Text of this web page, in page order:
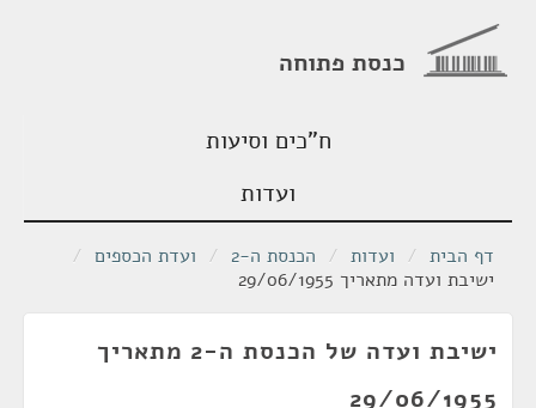
כנסת פתוחה
ח"כים וסיעות
ועדות
דף הבית / ועדות / הכנסת ה-2 / ועדת הכספים /
ישיבת ועדה מתאריך 29/06/1955
ישיבת ועדה של הכנסת ה-2 מתאריך
29/06/1955